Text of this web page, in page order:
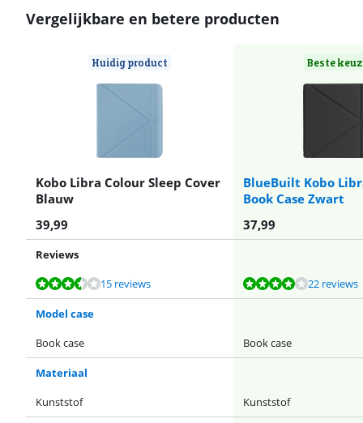
Vergelijkbare en betere producten
Huidig product
Kobo Libra Colour Sleep Cover
Blauw
Beste
BlueBuilt Kobo
Book Case Zwart
39,99
37,99
Reviews
Beoordeling is 7,3 van de 10, gebaseerd op 15 reviews.
15 reviews
Beoordeling is 8,1 van de 10, gebaseerd op 22 reviews. 22 reviews
Beoordeling is 8,1 van de 10, gebaseerd op 22 reviews.
Beoordeling is 8,1 van de 10, gebaseerd op 22 reviews.
Beoordeling is 8,1 van de 10, gebaseerd op 22 reviews.
Model case
Book case
Book case
Materiaal
Kunststof
Kunststof